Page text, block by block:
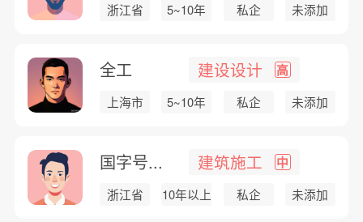
浙江省 5~10年 私企 未添加
全工 建设设计 高
上海市 5~10年 私企 未添加
国字号... 建筑施工 中
浙江省 10年以上 私企 未添加